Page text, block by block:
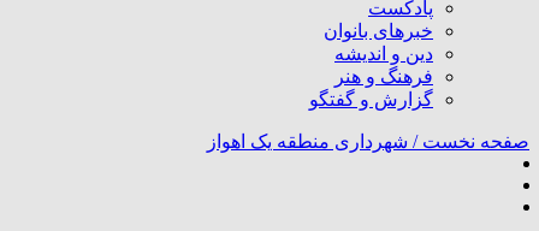
پادکست
خبرهای بانوان
دین و اندیشه
فرهنگ و هنر
گزارش و گفتگو
صفحه نخست / شهرداری منطقه یک اهواز